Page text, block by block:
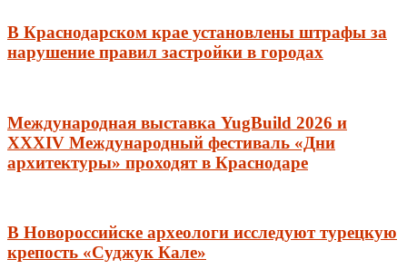
В Краснодарском крае установлены штрафы за
нарушение правил застройки в городах
Международная выставка YugBuild 2026 и
XXXIV Международный фестиваль «Дни
архитектуры» проходят в Краснодаре
В Новороссийске археологи исследуют турецкую
крепость «Суджук Кале»